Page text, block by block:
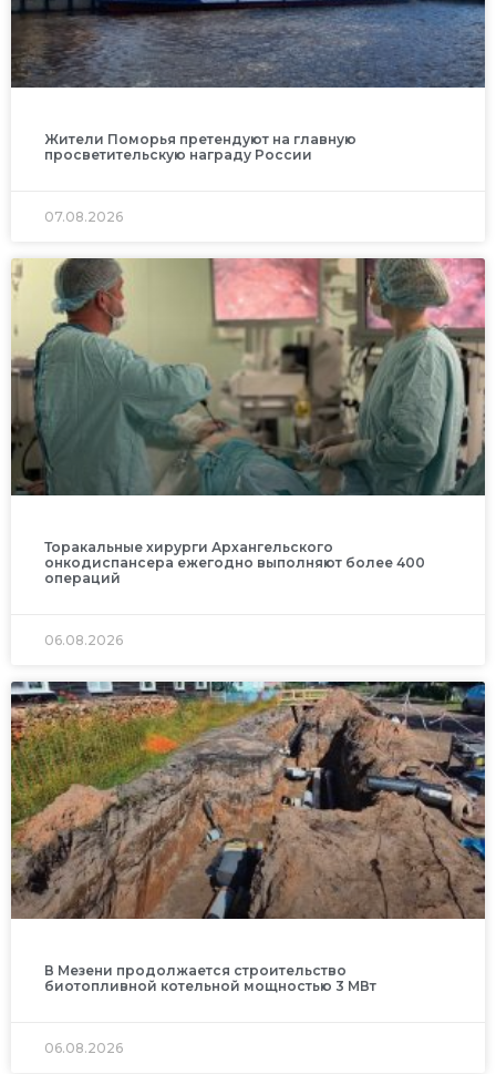
Жители Поморья претендуют на главную
просветительскую награду России
07.08.2026
Торакальные хирурги Архангельского
онкодиспансера ежегодно выполняют более 400
операций
06.08.2026
В Мезени продолжается строительство
биотопливной котельной мощностью 3 МВт
06.08.2026